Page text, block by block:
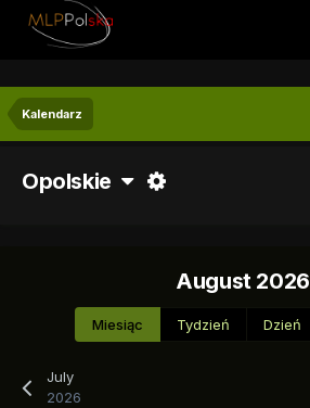
Kalendarz
Opolskie
July
2026
August 2026
Miesiąc Tydzień Dzień